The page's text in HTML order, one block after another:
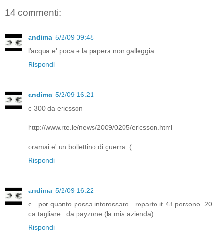
14 commenti:
andima 5/2/09 09:48
l'acqua e' poca e la papera non galleggia
Rispondi
andima 5/2/09 16:21
e 300 da ericsson
http://www.rte.ie/news/2009/0205/ericsson.html
oramai e' un bollettino di guerra :(
Rispondi
andima 5/2/09 16:22
e.. per quanto possa interessare.. reparto it 48 persone, 20
da tagliare.. da payzone (la mia azienda)
Rispondi